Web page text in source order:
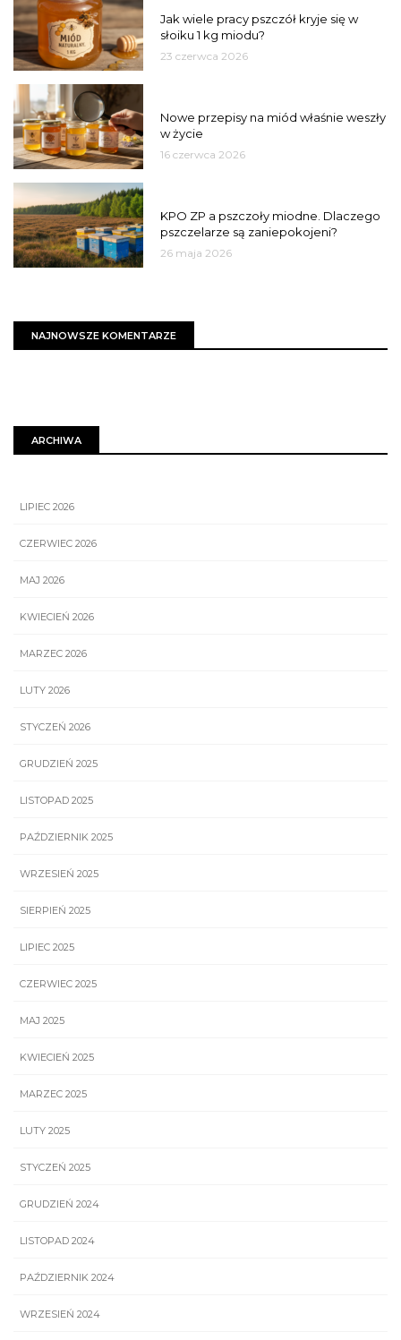
Jak wiele pracy pszczół kryje się w
słoiku 1 kg miodu?
23 czerwca 2026
Nowe przepisy na miód właśnie weszły
w życie
16 czerwca 2026
KPO ZP a pszczoły miodne. Dlaczego
pszczelarze są zaniepokojeni?
26 maja 2026
NAJNOWSZE KOMENTARZE
ARCHIWA
LIPIEC 2026
CZERWIEC 2026
MAJ 2026
KWIECIEŃ 2026
MARZEC 2026
LUTY 2026
STYCZEŃ 2026
GRUDZIEŃ 2025
LISTOPAD 2025
PAŹDZIERNIK 2025
WRZESIEŃ 2025
SIERPIEŃ 2025
LIPIEC 2025
CZERWIEC 2025
MAJ 2025
KWIECIEŃ 2025
MARZEC 2025
LUTY 2025
STYCZEŃ 2025
GRUDZIEŃ 2024
LISTOPAD 2024
PAŹDZIERNIK 2024
WRZESIEŃ 2024